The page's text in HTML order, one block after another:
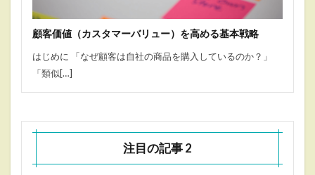
顧客価値（カスタマーバリュー）を高める基本戦略
はじめに 「なぜ顧客は自社の商品を購入しているのか？」
「類似[…]
注目の記事 2